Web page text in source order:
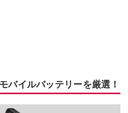
バイルバッテリーを厳選！